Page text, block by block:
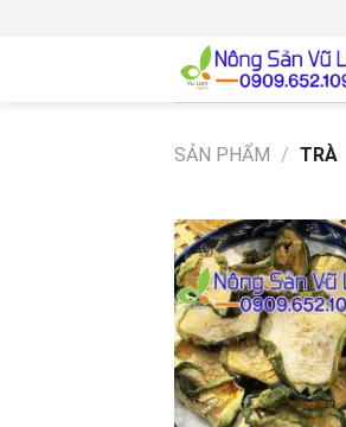
SẢN PHẨM / TRÀ